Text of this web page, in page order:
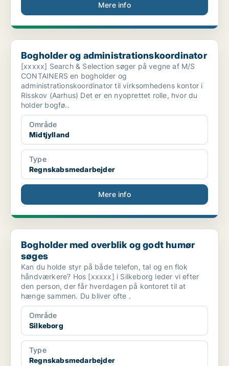
Mere info
Bogholder og administrationskoordinator
Bogholder og administrationskoordinator
[xxxxx] Search & Selection søger på vegne af M/S
CONTAINERS en bogholder og
administrationskoordinator til virksomhedens kontor i
Risskov (Aarhus) Det er en nyoprettet rolle, hvor du
holder bogfø..
Område
Midtjylland
Type
Regnskabsmedarbejder
Mere info
Bogholder med overblik og godt humør søges
Bogholder med overblik og godt humør
søges
Kan du holde styr på både telefon, tal og en flok
håndværkere? Hos [xxxxx] i Silkeborg leder vi efter
den person, der får hverdagen på kontoret til at
hænge sammen. Du bliver ofte .
Område
Silkeborg
Type
Regnskabsmedarbejder